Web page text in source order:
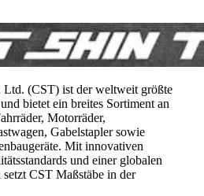
(CST) ist der weltweit größte
bietet ein breites Sortiment an
Motorräder,
Gabelstapler sowie
Mit innovativen
und einer globalen
CST Maßstäbe in der